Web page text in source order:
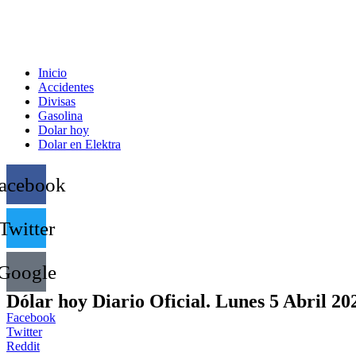
Inicio
Accidentes
Divisas
Gasolina
Dolar hoy
Dolar en Elektra
Dólar hoy Diario Oficial. Lunes 5 Abril
Facebook
Twitter
Reddit